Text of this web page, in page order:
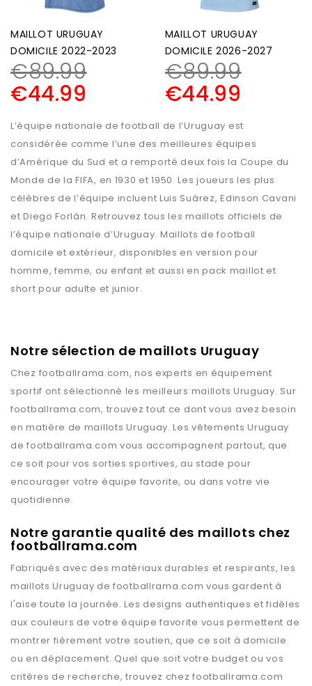
MAILLOT URUGUAY
DOMICILE 2022-2023
€89.99
€44.99
MAILLOT URUGUAY
DOMICILE 2026-2027
€89.99
€44.99
L’équipe nationale de football de l’Uruguay est
considérée comme l’une des meilleures équipes
d’Amérique du Sud et a remporté deux fois la Coupe du
Monde de la FIFA, en 1930 et 1950. Les joueurs les plus
célèbres de l’équipe incluent Luis Suárez, Edinson Cavani
et Diego Forlán. Retrouvez tous les maillots officiels de
l’équipe nationale d’Uruguay. Maillots de football
domicile et extérieur, disponibles en version pour
homme, femme, ou enfant et aussi en pack maillot et
short pour adulte et junior.
Notre sélection de maillots Uruguay
Chez footballrama.com, nos experts en équipement
sportif ont sélectionné les meilleurs maillots Uruguay. Sur
footballrama.com, trouvez tout ce dont vous avez besoin
en matière de maillotsUruguay. Les vêtementsUruguay
defootballrama.com vous accompagnent partout, que
ce soit pour vos sorties sportives, au stade pour
encourager votre équipe favorite, ou dans votre vie
quotidienne.
Notre garantie qualité des maillots chez
footballrama.com
Fabriqués avec des matériaux durables et respirants, les
maillotsUruguay defootballrama.com vous gardent à
l'aise toute la journée. Les designs authentiques et fidèles
aux couleurs de votre équipe favorite vous permettent de
montrer fièrement votre soutien, que ce soit à domicile
ou en déplacement. Quel que soit votre budget ou vos
critères de recherche, trouvez chezfootballrama.com